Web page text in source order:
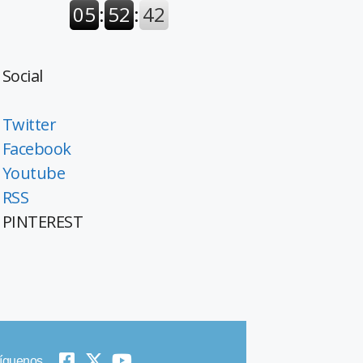
Social
Twitter
Facebook
Youtube
RSS
PINTEREST